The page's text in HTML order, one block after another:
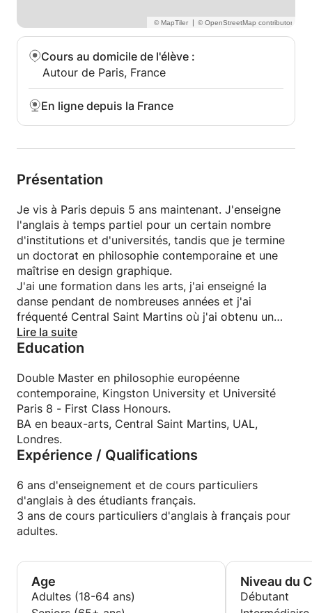
|
Cours au domicile de l'élève :
Autour de Paris, France
En ligne depuis la France
Présentation
Je vis à Paris depuis 5 ans maintenant. J'enseigne
l'anglais à temps partiel pour un certain nombre
d'institutions et d'universités, tandis que je termine
un doctorat en philosophie contemporaine et une
maîtrise en design graphique.
J'ai une formation dans les arts, j'ai enseigné la
danse pendant de nombreuses années et j'ai
fréquenté Central Saint Martins où j'ai obtenu un
baccalauréat ès arts en beaux-arts. Les passe-
temps que j'aime incluent la course à pied,
la rencontre de nouvelles personnes !
Lire la suite
Education
Double Master en philosophie européenne
contemporaine, Kingston University et Université
Paris 8 - First Class Honours.
BA en beaux-arts, Central Saint Martins, UAL,
Londres.
Expérience / Qualifications
6 ans d'enseignement et de cours particuliers
d'anglais à des étudiants français.
3 ans de cours particuliers d'anglais à français pour
adultes.
Age
Adultes (18-64 ans)
Niveau du
Débutant